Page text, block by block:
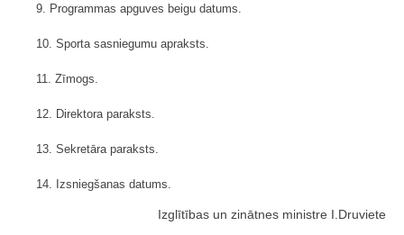
9. Programmas apguves beigu datums.
10. Sporta sasniegumu apraksts.
11. Zīmogs.
12. Direktora paraksts.
13. Sekretāra paraksts.
14. Izsniegšanas datums.
Izglītības un zinātnes ministre I.Druviete